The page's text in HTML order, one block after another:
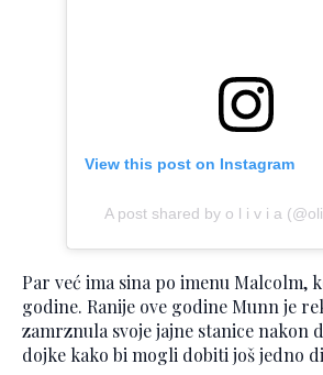
View this post on Instagram
A post shared by o l i v i a
Par već ima sina po imenu Malcolm,
godine. Ranije ove godine Munn je
zamrznula svoje jajne stanice nakon
dojke kako bi mogli dobiti još jedno